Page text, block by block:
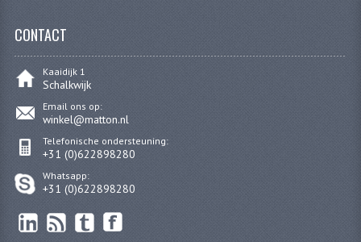
VOORVORK COMPLEET
CONTACT
Kaaidijk 1
Schalkwijk
Email ons op:
winkel@matton.nl
Telefonische ondersteuning:
+31 (0)622898280
Whatsapp:
+31 (0)622898280